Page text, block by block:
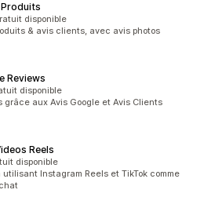
Produits
disponible
& avis clients, avec avis photos
Reviews
disponible
grâce aux Avis Google et Avis Clients
Reels
disponible
Instagram Reels et TikTok comme